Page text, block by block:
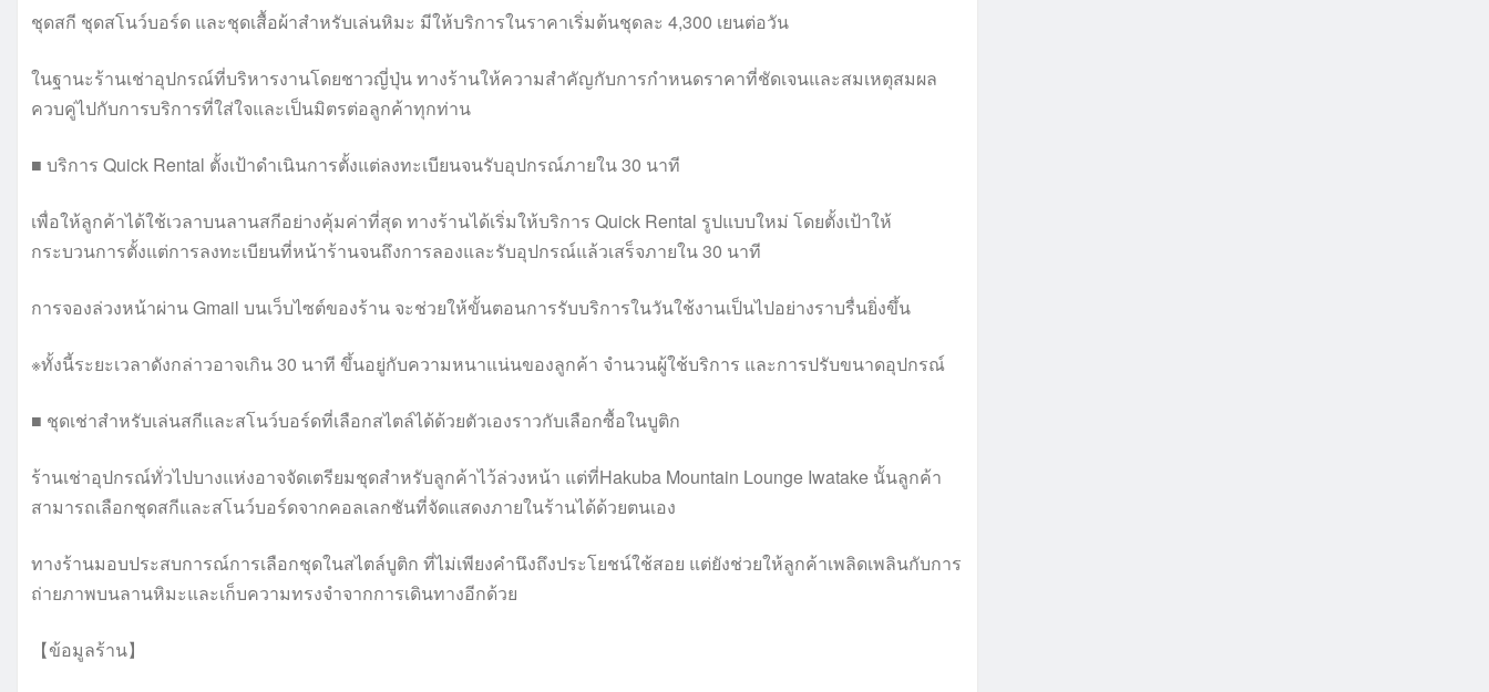
ชุดสกี ชุดสโนว์บอร์ด และชุดเสื้อผ้าสำหรับเล่นหิมะ มีให้บริการในราคาเริ่มต้นชุดละ 4,300 เยนต่อวัน
ในฐานะร้านเช่าอุปกรณ์ที่บริหารงานโดยชาวญี่ปุ่น ทางร้านให้ความสำคัญกับการกำหนดราคาที่ชัดเจนและสมเหตุสมผล
ควบคู่ไปกับการบริการที่ใส่ใจและเป็นมิตรต่อลูกค้าทุกท่าน
■ บริการ Quick Rental ตั้งเป้าดำเนินการตั้งแต่ลงทะเบียนจนรับอุปกรณ์ภายใน 30 นาที
เพื่อให้ลูกค้าได้ใช้เวลาบนลานสกีอย่างคุ้มค่าที่สุด ทางร้านได้เริ่มให้บริการ Quick Rental รูปแบบใหม่ โดยตั้งเป้าให้
กระบวนการตั้งแต่การลงทะเบียนที่หน้าร้านจนถึงการลองและรับอุปกรณ์แล้วเสร็จภายใน 30 นาที
การจองล่วงหน้าผ่าน Gmail บนเว็บไซต์ของร้าน จะช่วยให้ขั้นตอนการรับบริการในวันใช้งานเป็นไปอย่างราบรื่นยิ่งขึ้น
※ทั้งนี้ระยะเวลาดังกล่าวอาจเกิน 30 นาที ขึ้นอยู่กับความหนาแน่นของลูกค้า จำนวนผู้ใช้บริการ และการปรับขนาดอุปกรณ์
■ ชุดเช่าสำหรับเล่นสกีและสโนว์บอร์ดที่เลือกสไตล์ได้ด้วยตัวเองราวกับเลือกซื้อในบูติก
ร้านเช่าอุปกรณ์ทั่วไปบางแห่งอาจจัดเตรียมชุดสำหรับลูกค้าไว้ล่วงหน้า แต่ที่Hakuba Mountain Lounge Iwatake นั้นลูกค้า
สามารถเลือกชุดสกีและสโนว์บอร์ดจากคอลเลกชันที่จัดแสดงภายในร้านได้ด้วยตนเอง
ทางร้านมอบประสบการณ์การเลือกชุดในสไตล์บูติก ที่ไม่เพียงคำนึงถึงประโยชน์ใช้สอย แต่ยังช่วยให้ลูกค้าเพลิดเพลินกับการ
ถ่ายภาพบนลานหิมะและเก็บความทรงจำจากการเดินทางอีกด้วย
【ข้อมูลร้าน】